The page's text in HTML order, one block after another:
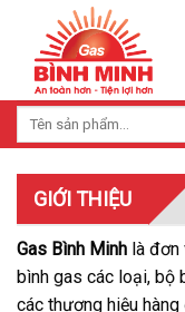
content
GIỚI THIỆU
Gas Bình Minh là đơn
bình gas các loại, bộ
các thương hiệu